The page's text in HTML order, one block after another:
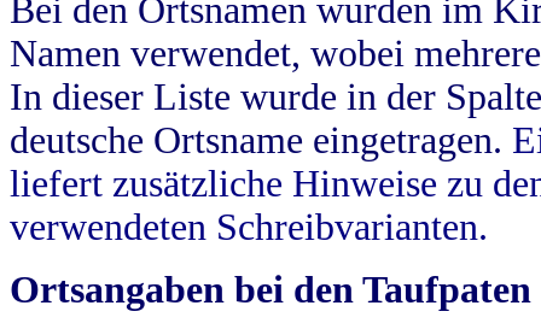
Bei den Ortsnamen wurden im
Namen verwendet, wobei
In dieser Liste wurde in der
deutsche Ortsname eingetragen.
liefert zusätzliche Hinweise zu
verwendeten Schreibvarianten.
Ortsangaben bei den Taufpaten